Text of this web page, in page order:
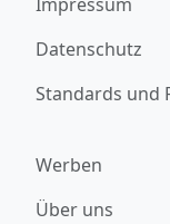
Datenschutz
Standards und
Werben
Über uns